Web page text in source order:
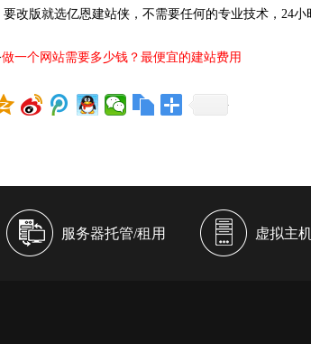
改版就选亿恩建站侠，不需要任何的专业技术，24小
做一个网站需要多少钱？最便宜的建站费用
服务器托管/租用 虚拟主